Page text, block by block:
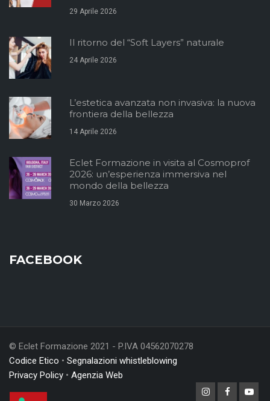
29 Aprile 2026
Il ritorno del “Soft Layers” naturale
24 Aprile 2026
L’estetica avanzata non invasiva: la nuova
frontiera della bellezza
14 Aprile 2026
Eclet Formazione in visita al Cosmoprof
2026: un’esperienza immersiva nel
mondo della bellezza
30 Marzo 2026
FACEBOOK
© Eclet Formazione 2021 - P.IVA 04562070278
Codice Etico • Segnalazioni whistleblowing
Privacy Policy • Agenzia Web